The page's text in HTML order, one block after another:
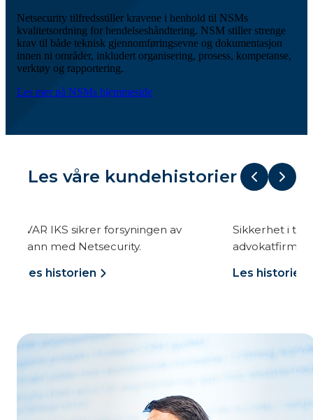
Netsecurity tilfredsstiller kravene i henhold til NSMs
kvalitetsordning for hendelseshåndtering. NSM stiller strenge
krav til både teknisk gjennomføringsevne og dokumentasjon
innen ni områder, inkludert organisering, prosess, kompetanse,
verktøy og rapportering.
Les mer på NSMs hjemmeside
Les våre kundehistorier
forsyningen av
Sikkerhet i toppklasse hos
advokatfirmaet Selmer.